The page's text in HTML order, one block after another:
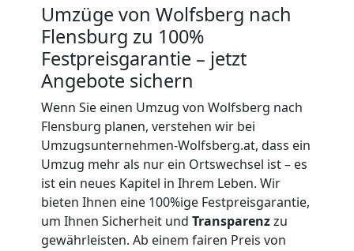
Umzüge von Wolfsberg nach
Flensburg zu 100%
Festpreisgarantie – jetzt
Angebote sichern
Wenn Sie einen Umzug von Wolfsberg nach
Flensburg planen, verstehen wir bei
Umzugsunternehmen-Wolfsberg.at, dass ein
Umzug mehr als nur ein Ortswechsel ist – es
ist ein neues Kapitel in Ihrem Leben. Wir
bieten Ihnen eine 100%ige Festpreisgarantie,
um Ihnen Sicherheit und Transparenzzu
gewährleisten. Ab einem fairen Preis von
Wolfsberg
Umzug
für
Senioren